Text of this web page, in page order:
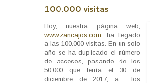
100.000 visitas
Hoy, nuestra página web,
www.zancajos.com , ha llegado
a las 100.000 visitas. En un solo
año se ha duplicado el número
de accesos, pasando de los
50.000 que tenía el 30 de
diciembre de 2017, a los